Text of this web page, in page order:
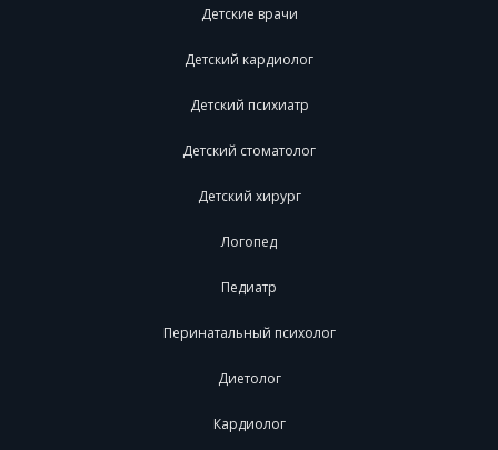
Детские врачи
Детский кардиолог
Детский психиатр
Детский стоматолог
Детский хирург
Логопед
Педиатр
Перинатальный психолог
Диетолог
Кардиолог